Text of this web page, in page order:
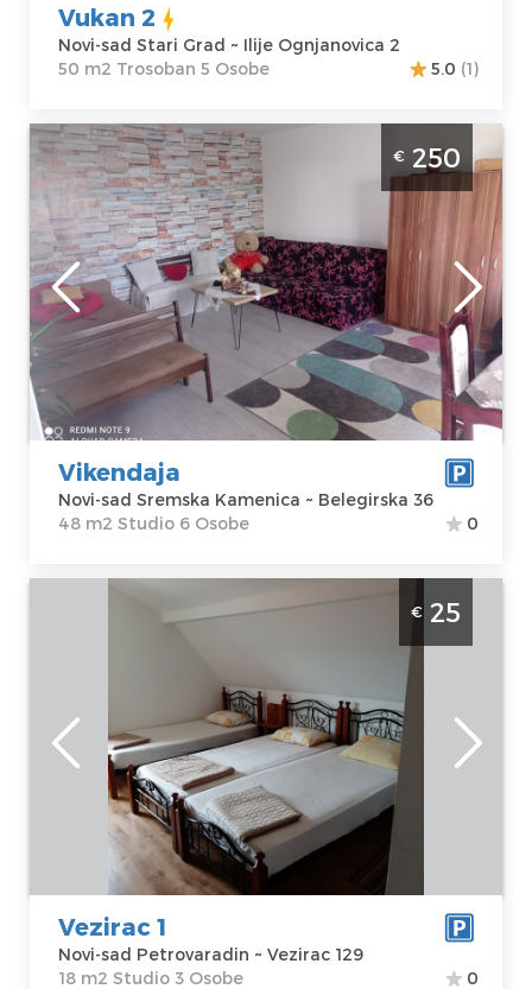
Vukan 2
Novi-sad Stari Grad ~ Ilije Ognjanovica 2
50 m2 Trosoban 5 Osobe
5.0 (1)
Studio Apartman Vikendaja Novi Sad
Sremska Kamenica apartman sa bazenom,
velicine 48m2
Novi-sad
Lokacija:Novi-
sad Sremska
Kamenica
Adresa:
Belegirska 36
Cena250 €
Gosti:6
Kvadratura :48
m2
Struktura :
Studio
€ 250
Vikendaja
Novi-sad Sremska Kamenica ~ Belegirska 36
48 m2 Studio 6 Osobe
0
Studio Apartman Vezirac 1 Novi Sad
Petrovaradin Petrovaradinska Pijaca.
Trokrevetna soba sa kupatilom nadomak
Novi-sad
Lokacija:Novi-
Petrovaradin
Vezirac
Cena
25 €
Gosti:3
Kvadratura :18
m2
Struktura :
Studio
€ 25
Vezirac 1
Novi-sad Petrovaradin ~ Vezirac 129
18 m2 Studio 3 Osobe
0